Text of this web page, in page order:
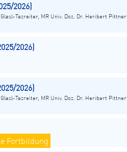
2026)
Tazreiter, MR Univ. Doz. Dr. Heribert Pittner
2026)
2026)
Tazreiter, MR Univ. Doz. Dr. Heribert Pittner
Fortbildung